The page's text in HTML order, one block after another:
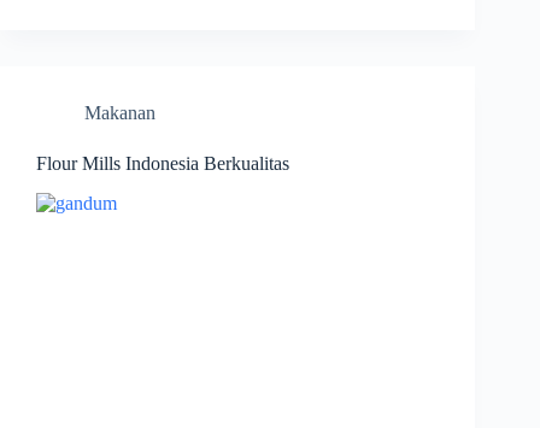
Makanan
Flour Mills Indonesia Berkualitas